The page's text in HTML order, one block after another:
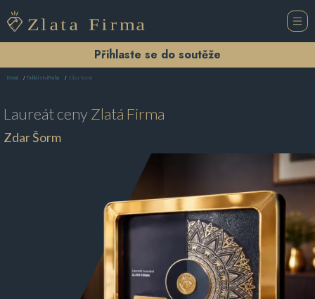
Přihlaste se do soutěže
Domů Truhlářství Praha Zdar Šorm
Laureát cenyZlatá Firma
Zdar Šorm